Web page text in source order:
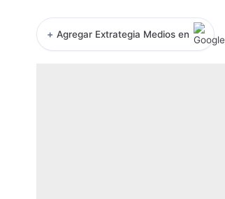
+ Agregar Extrategia Medios en